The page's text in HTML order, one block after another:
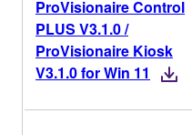
ProVisionaire Control
PLUS V3.1.0 /
ProVisionaire Kiosk
V3.1.0 for Win 11